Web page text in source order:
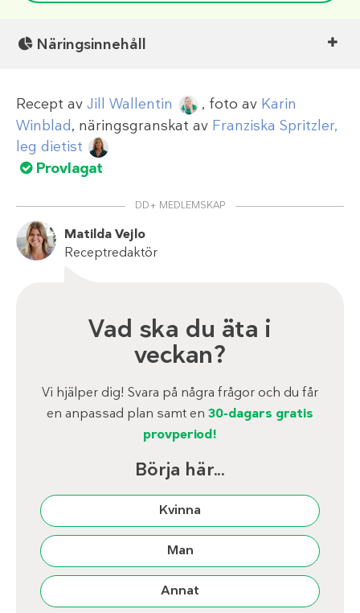
Näringsinnehåll
Recept av Jill Wallentin , foto av Karin
Winblad, näringsgranskat av Franziska Spritzler,
leg dietist
Provlagat
DD+ MEDLEMSKAP
Matilda Vejlo
Receptredaktör
Vad ska du äta i
veckan?
Vi hjälper dig! Svara på några frågor och du får
en anpassad plan samt en 30-dagars gratis
provperiod!
Börja här...
Kvinna
Man
Annat